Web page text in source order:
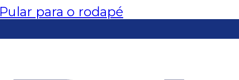
Pular para o rodapé